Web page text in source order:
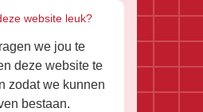
website leuk?
we jou te
deze website te
zodat we kunnen
bestaan.